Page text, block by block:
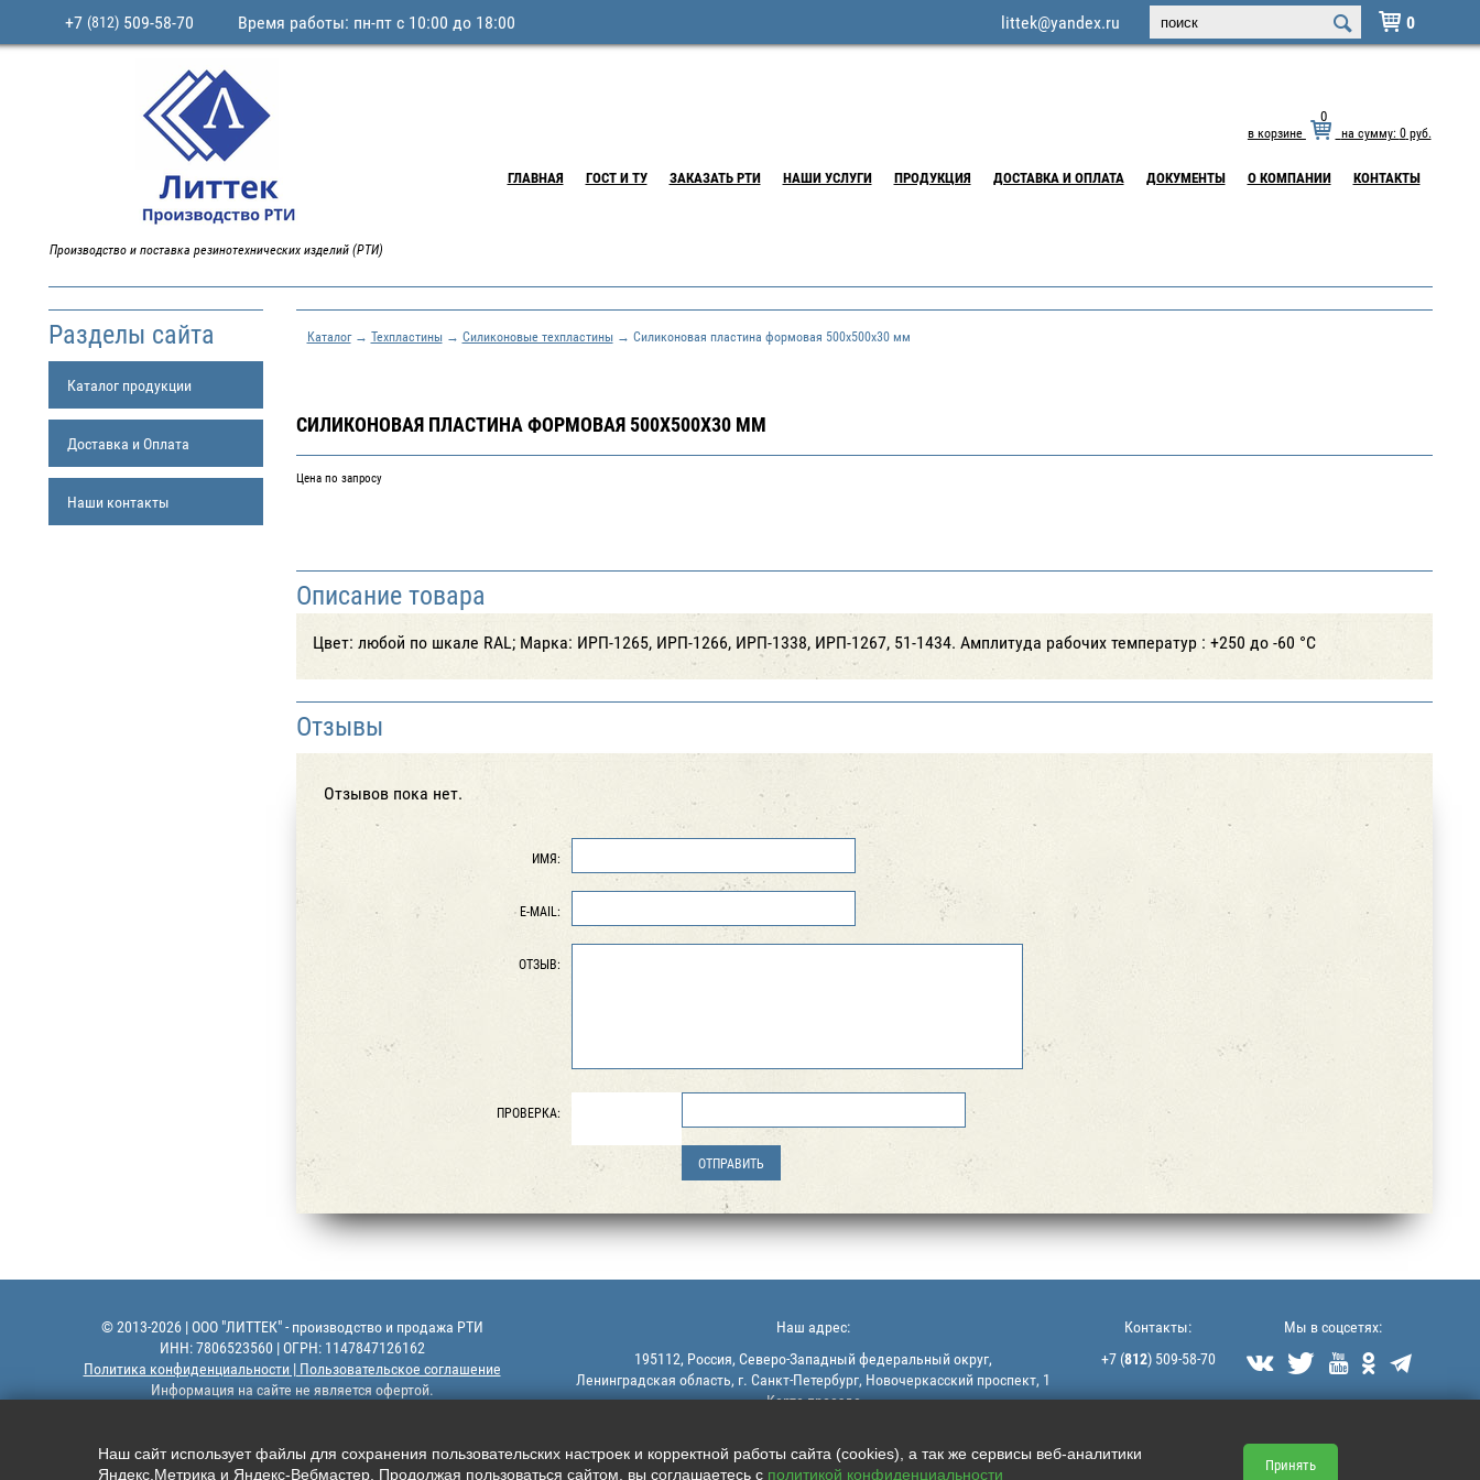
 0
+7 (812)509-58-70 Время работы: пн-пт с 10:00 до 18:00 littek@yandex.ru
Производство и поставка резинотехнических изделий (РТИ)
в корзине
0
на сумму: 0руб.
ГЛАВНАЯ ГОСТ И ТУ ЗАКАЗАТЬ РТИ НАШИ УСЛУГИ ПРОДУКЦИЯ ДОСТАВКА И ОПЛАТА ДОКУМЕНТЫ О КОМПАНИИ КОНТАКТЫ
Разделы сайта
Каталог продукции
Доставка и Оплата
Наши контакты
Каталог→ Техпластины→ Силиконовые техпластины→ Силиконовая пластина формовая 500х500х30 мм
СИЛИКОНОВАЯ ПЛАСТИНА ФОРМОВАЯ 500Х500Х30 ММ
Цена по запросу
Описание товара
Цвет: любой по шкале RAL; Марка: ИРП-1265, ИРП-1266, ИРП-1338, ИРП-1267, 51-1434. Амплитуда рабочих температур : +250 до -60 °С
Отзывы
Отзывов пока нет.
ИМЯ:
E-MAIL:
ОТЗЫВ:
ПРОВЕРКА:
© 2013-2026 | ООО "ЛИТТЕК" - производство и продажа РТИ
ИНН: 7806523560 | ОГРН: 1147847126162
Политика конфиденциальности | Пользовательское соглашение
Информация на сайте не является офертой.
Наш адрес:
195112, Россия, Северо-Западный федеральный округ,
Ленинградская область, г. Санкт-Петербург, Новочеркасский проспект, 1
Карта проезда
Контакты:
+7 (812) 509-58-70
littek@yandex.ru
Мы в соцсетях:
    
Наш сайт использует файлы для сохранения пользовательских настроек и корректной работы сайта (cookies), а так же сервисы веб-аналитики
Яндекс.Метрика и Яндекс-Вебмастер. Продолжая пользоваться сайтом, вы соглашаетесь с политикой конфиденциальности Принять